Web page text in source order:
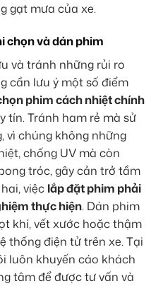
gạt mưa của xe.
chọn và dán phim
và tránh những rủi ro
cần lưu ý một số điểm
phim cách nhiệt chính
tín. Tránh ham rẻ mà sử
vì chúng không những
chống UV mà còn
tróc, gây cản trở tầm
việc lắp đặt phim phải
thực hiện. Dán phim
khí, vết xước hoặc thậm
thống điện tử trên xe. Tại
luôn khuyến cáo khách
tâm để được tư vấn và